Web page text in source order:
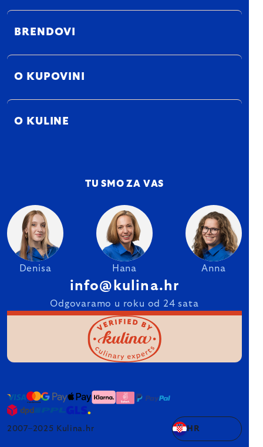
BRENDOVI
O KUPOVINI
O KULINE
TU SMO ZA VAS
Denisa Hana Anna
info@kulina.hr
Odgovaramo u roku od 24 sata
2007–2025 Kulina.hr HR